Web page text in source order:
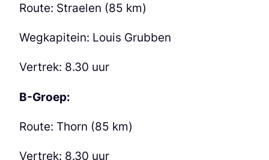
Route: Straelen (85 km)
Wegkapitein: Louis Grubben
Vertrek: 8.30 uur
B-Groep:
Route: Thorn (85 km)
Vertrek: 8.30 uur